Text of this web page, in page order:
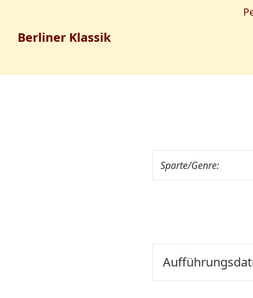
Berliner Klassik
Sparte/Genre: